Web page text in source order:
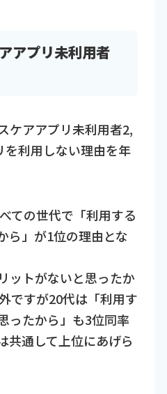
アプリ未利用者
ケアアプリ未利用者2,
利用しない理由を年
ての世代で「利用する
ら」が1位の理由とな
ットがないと思ったか
ですが20代は「利用す
ったから」も3位同率
共通して上位にあげら